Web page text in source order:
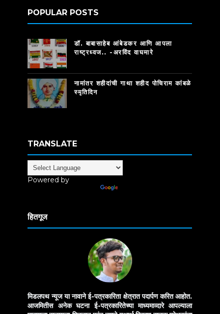
POPULAR POSTS
डॉ. बाबासाहेब आंबेडकर आणि आपला
राष्ट्रध्वज.. -अरविंद वाघमारे
नामांतर शहीदांची गाथा शहीद पोचिराम कांबळे
स्मृतिदिन
TRANSLATE
Powered by
हितगूज
मिडलपथ न्यूज या नावाने ई-पत्रकारिता क्षेत्रात पदार्पण करित आहोत.
आजमितीस अनेक घटना ई-पत्रकारितेच्या माध्यमाव्दारे आपल्याला